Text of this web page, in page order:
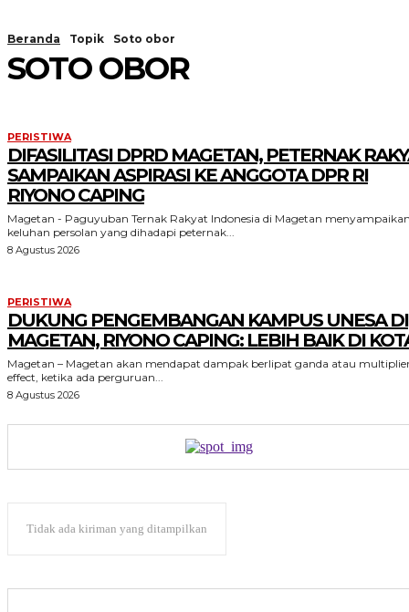
Beranda Topik Soto obor
SOTO OBOR
PERISTIWA
DIFASILITASI DPRD MAGETAN, PETERNAK
SAMPAIKAN ASPIRASI KE ANGGOTA DPR RI
RIYONO CAPING
Magetan - Paguyuban Ternak Rakyat Indonesia di Magetan
keluhan persolan yang dihadapi peternak...
8 Agustus 2026
PERISTIWA
DUKUNG PENGEMBANGAN KAMPUS UNESA DI
MAGETAN, RIYONO CAPING: LEBIH BAIK DI
Magetan – Magetan akan mendapat dampak berlipat ganda atau
effect, ketika ada perguruan...
8 Agustus 2026
Tidak ada kiriman yang ditampilkan